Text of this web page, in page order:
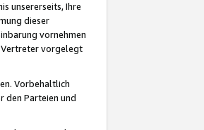
unsererseits, Ihre
dieser
vornehmen
Vertreter vorgelegt
Vorbehaltlich
den Parteien und